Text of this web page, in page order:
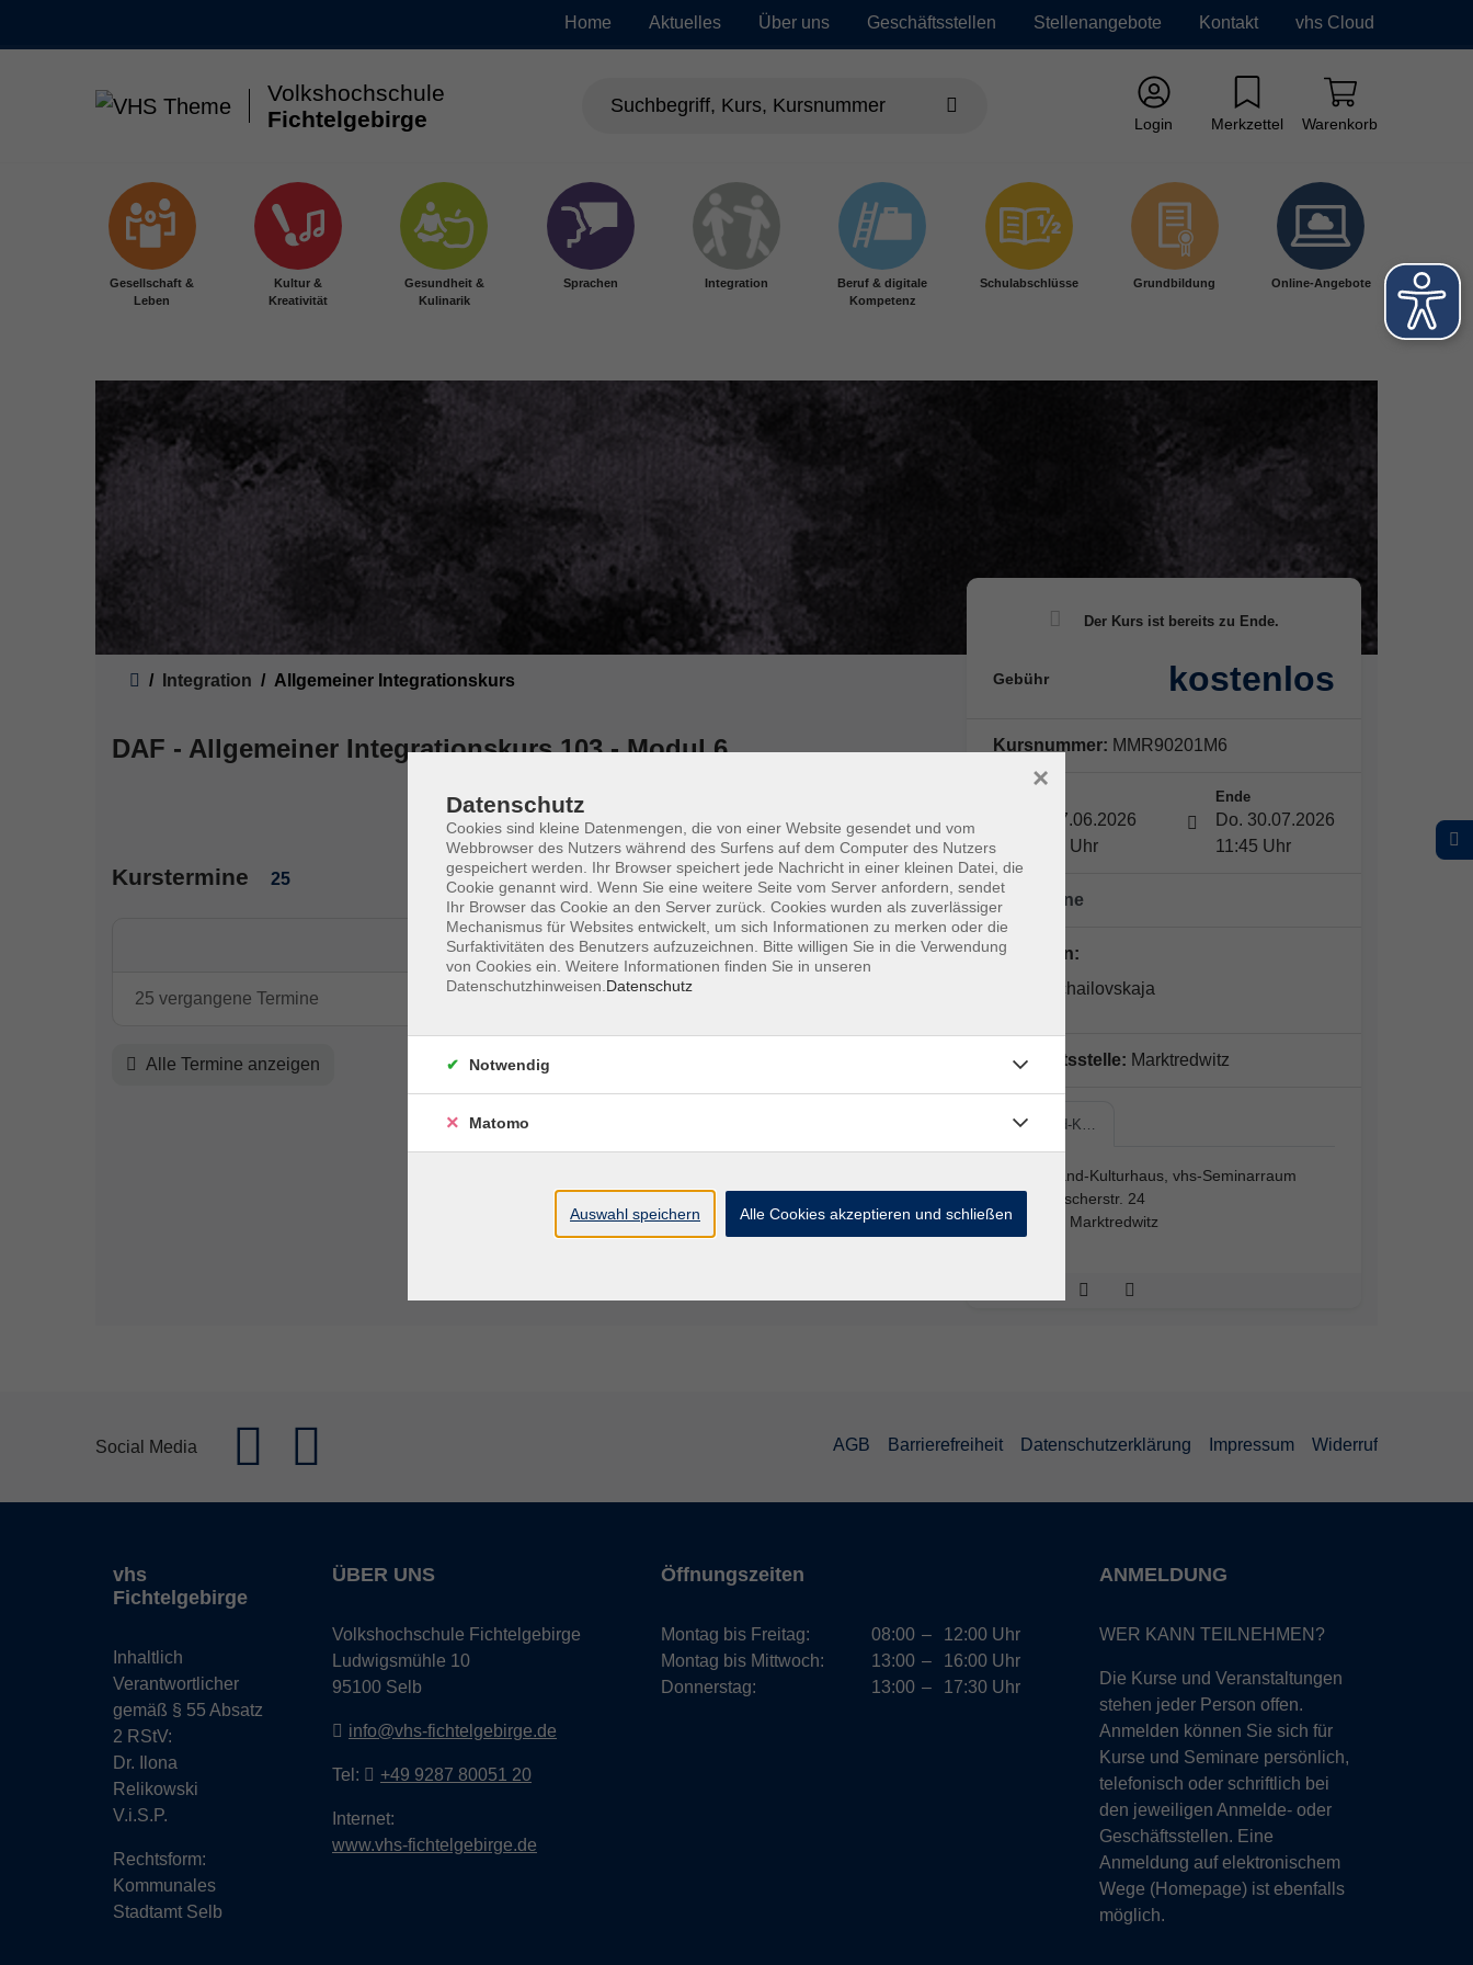
Home Aktuelles Über uns Geschäftsstellen Stellenangebote Kontakt vhs Cloud
Volkshochschule
Fichtelgebirge
Login Merkzettel Warenkorb
Gesellschaft &
Leben
Kultur &
Kreativität
Gesundheit &
Kulinarik
Sprachen Integration
Beruf & digitale
Kompetenz
Schulabschlüsse Grundbildung Online-Angebote
Integration Allgemeiner Integrationskurs
DAF - Allgemeiner Integrationskurs 103 - Modul 6
Kurstermine 25
Ort / Raum
25 vergangene Termine
Alle Termine anzeigen
Gebühr kostenlos
Kursnummer: MMR90201M6
Mi. 17.06.2026
08:30 Uhr
Ende
Do. 30.07.2026
11:45 Uhr
25 Termine
Dozent*in:
Nella Michailovskaja
Geschäftsstelle: Marktredwitz
Egerland-K…
Egerland-Kulturhaus, vhs-Seminarraum
Fikentscherstr. 24
95615 Marktredwitz
Social Media AGB Barrierefreiheit Datenschutzerklärung Impressum Widerruf
vhs
Fichtelgebirge
Inhaltlich
Verantwortlicher
gemäß § 55 Absatz
2 RStV:
Dr. Ilona
Relikowski
V.i.S.P.
Rechtsform:
Kommunales
Stadtamt Selb
ÜBER UNS
Volkshochschule Fichtelgebirge
Ludwigsmühle 10
95100 Selb
info@vhs-fichtelgebirge.de
Tel: +49 9287 80051 20
Internet:
www.vhs-fichtelgebirge.de
Öffnungszeiten
Montag bis Freitag:
Montag bis Mittwoch:
Donnerstag:
08:00
13:00
13:00
–
–
–
12:00 Uhr
16:00 Uhr
17:30 Uhr
ANMELDUNG
WER KANN TEILNEHMEN?
Die Kurse und Veranstaltungen
stehen jeder Person offen.
Anmelden können Sie sich für
Kurse und Seminare persönlich,
telefonisch oder schriftlich bei
den jeweiligen Anmelde- oder
Geschäftsstellen. Eine
Anmeldung auf elektronischem
Wege (Homepage) ist ebenfalls
möglich.
Datenschutz
Cookies sind kleine Datenmengen, die von einer Website gesendet und vom
Webbrowser des Nutzers während des Surfens auf dem Computer des Nutzers
gespeichert werden. Ihr Browser speichert jede Nachricht in einer kleinen Datei, die
Cookie genannt wird. Wenn Sie eine weitere Seite vom Server anfordern, sendet
Ihr Browser das Cookie an den Server zurück. Cookies wurden als zuverlässiger
Mechanismus für Websites entwickelt, um sich Informationen zu merken oder die
Surfaktivitäten des Benutzers aufzuzeichnen. Bitte willigen Sie in die Verwendung
von Cookies ein. Weitere Informationen finden Sie in unseren
Datenschutzhinweisen. Datenschutz
×
Notwendig
Matomo
Auswahl speichern Alle Cookies akzeptieren und schließen